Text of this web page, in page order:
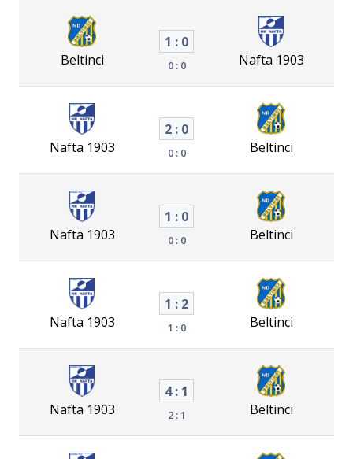
Beltinci
1 : 0
0 : 0 Nafta 1903
Nafta 1903
2 : 0
0 : 0 Beltinci
Nafta 1903
1 : 0
0 : 0 Beltinci
Nafta 1903
1 : 2
1 : 0 Beltinci
Nafta 1903
4 : 1
2 : 1 Beltinci